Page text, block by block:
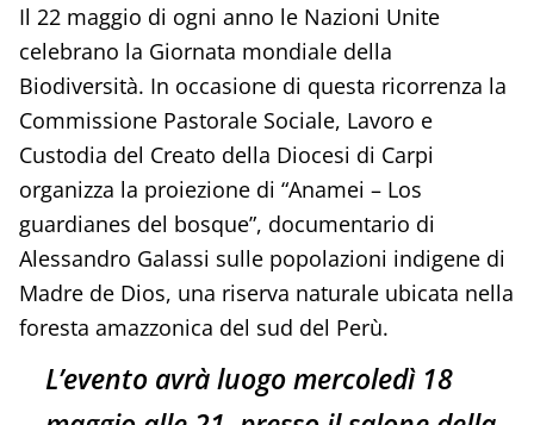
Il 22 maggio di ogni anno le Nazioni Unite
celebrano la Giornata mondiale della
Biodiversità. In occasione di questa ricorrenza la
Commissione Pastorale Sociale, Lavoro e
Custodia del Creato della Diocesi di Carpi
organizza la proiezione di “Anamei – Los
guardianes del bosque”, documentario di
Alessandro Galassi sulle popolazioni indigene di
Madre de Dios, una riserva naturale ubicata nella
foresta amazzonica del sud del Perù.
L’evento avrà luogo mercoledì 18